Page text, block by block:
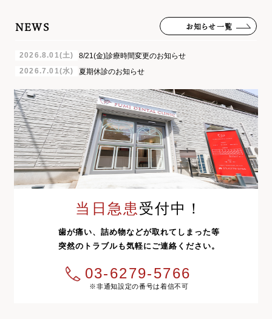
NEWS お知らせ一覧
2026.8.01(土)
8/21(金)診療時間変更のお知らせ
2026.7.01(水)
夏期休診のお知らせ
当日急患 受付中！
歯が痛い、詰め物などが取れてしまった等
突然のトラブルも気軽にご連絡ください。
03-6279-5766
※非通知設定の番号は着信不可